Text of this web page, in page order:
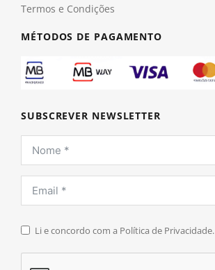
Termos e Condições
MÉTODOS DE PAGAMENTO
SUBSCREVER NEWSLETTER
Li e concordo com a Política de Privacidade.